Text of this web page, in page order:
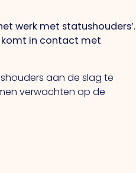
werk met statushouders’.
komt in contact met
aan de slag te
verwachten op de